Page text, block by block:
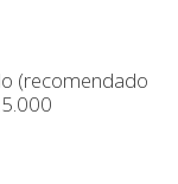
(recomendado